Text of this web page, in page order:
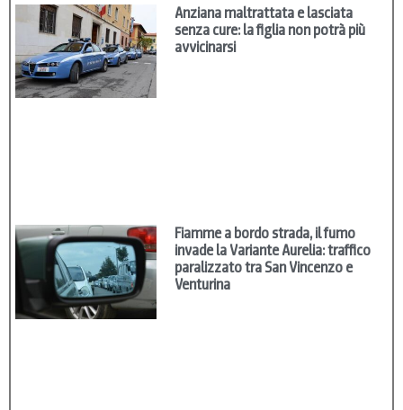
Anziana maltrattata e lasciata
senza cure: la figlia non potrà più
avvicinarsi
Fiamme a bordo strada, il fumo
invade la Variante Aurelia: traffico
paralizzato tra San Vincenzo e
Venturina